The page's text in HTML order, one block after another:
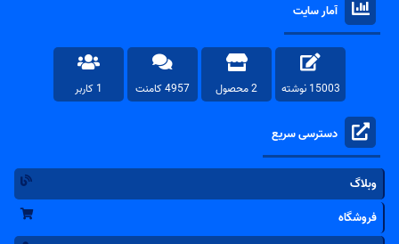
آمار سایت
15003 نوشته 2 محصول 4957 کامنت 1 کاربر
دسترسی سریع
وبلاگ
فروشگاه